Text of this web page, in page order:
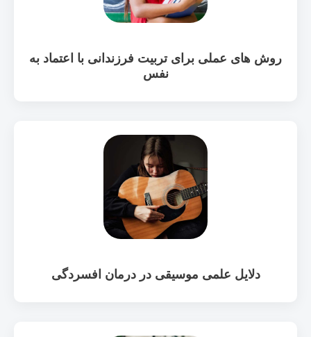
روش های عملی برای تربیت فرزندانی با اعتماد به
نفس
دلایل علمی موسیقی در درمان افسردگی